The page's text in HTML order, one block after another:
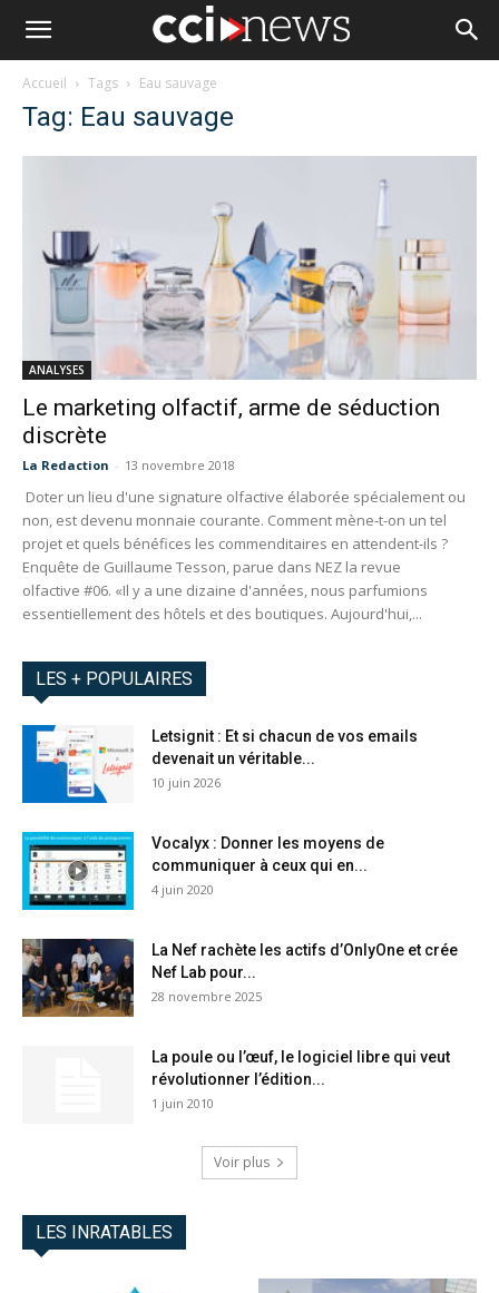
Accueil Tags Eau sauvage
Tag: Eau sauvage
ANALYSES
Le marketing olfactif, arme de séduction
discrète
La Redaction - 13 novembre 2018
Doter un lieu d'une signature olfactive élaborée spécialement ou
non, est devenu monnaie courante. Comment mène-t-on un tel
projet et quels bénéfices les commenditaires en attendent-ils ?
Enquête de Guillaume Tesson, parue dans NEZ la revue
olfactive #06. «Il y a une dizaine d'années, nous parfumions
essentiellement des hôtels et des boutiques. Aujourd'hui,...
LES + POPULAIRES
Letsignit : Et si chacun de vos emails
devenait un véritable...
10 juin 2026
Vocalyx : Donner les moyens de
communiquer à ceux qui en...
4 juin 2020
La Nef rachète les actifs d’OnlyOne et crée
Nef Lab pour...
28 novembre 2025
La poule ou l’œuf, le logiciel libre qui veut
révolutionner l’édition...
1 juin 2010
Voir plus
LES INRATABLES